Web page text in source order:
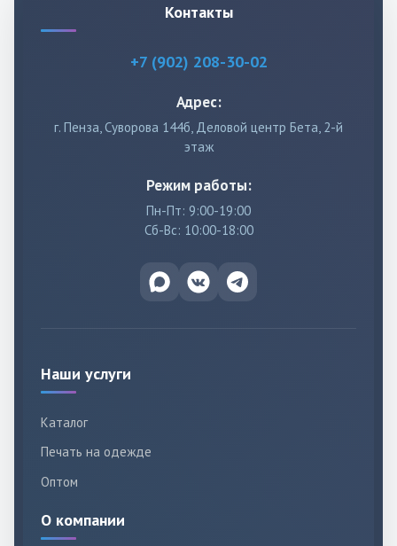
Контакты
+7 (902) 208-30-02
Адрес:
г. Пенза, Суворова 144б, Деловой центр Бета, 2-й
этаж
Режим работы:
Пн-Пт: 9:00-19:00
Сб-Вс: 10:00-18:00
Наши услуги
Каталог
Печать на одежде
Оптом
О компании